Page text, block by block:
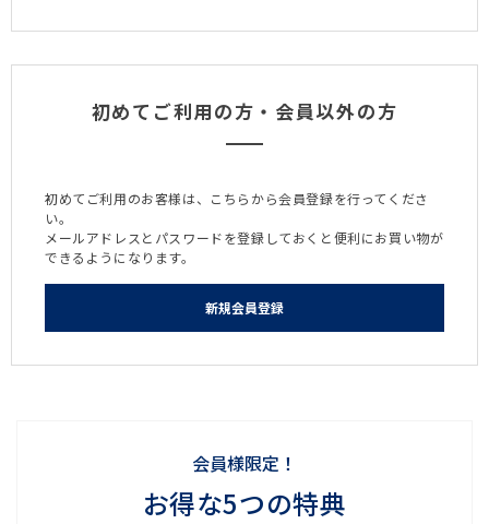
初めてご利用の方・会員以外の方
初めてご利用のお客様は、こちらから会員登録を行ってくださ
い。
メールアドレスとパスワードを登録しておくと便利にお買い物が
できるようになります。
会員様限定！
お得な5つの特典